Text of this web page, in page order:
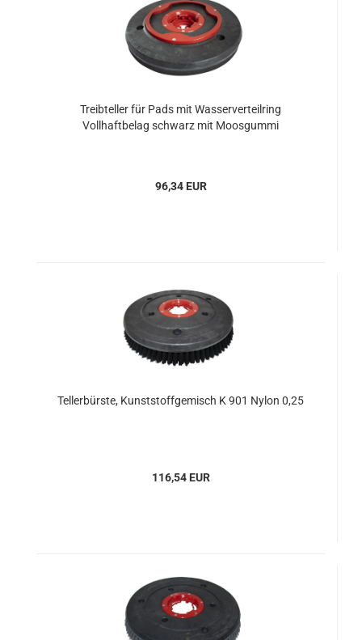
Treibteller für Pads mit Wasserverteilring
Vollhaftbelag schwarz mit Moosgummi
96,34 EUR
Tellerbürste, Kunststoffgemisch K 901 Nylon 0,25
116,54 EUR